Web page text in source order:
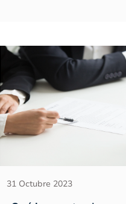
31 Octubre 2023